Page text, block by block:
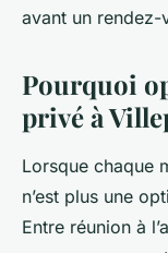
avant un rendez-
Pourquoi
privé à
Lorsque chaque
n’est plus une
Entre réunion à